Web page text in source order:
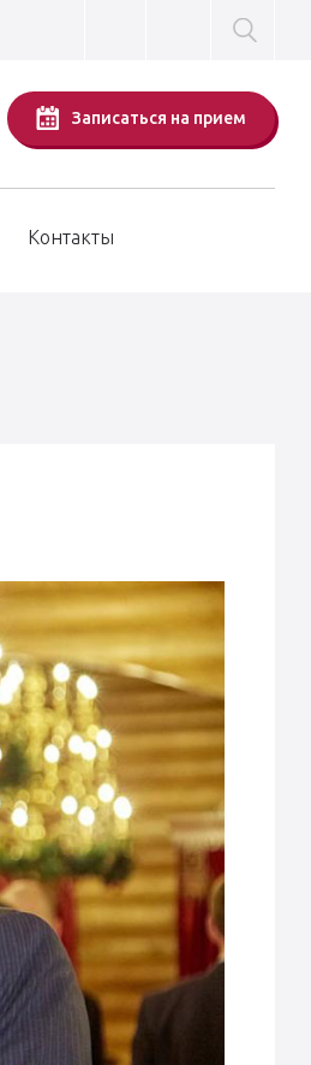
Записаться на прием
Контакты